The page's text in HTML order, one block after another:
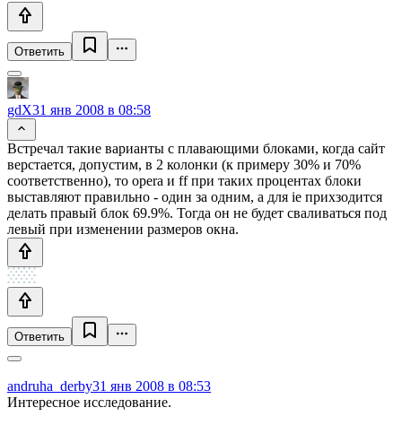
Ответить
gdX31 янв 2008 в 08:58
Встречал такие варианты с плавающими блоками, когда сайт
верстается, допустим, в 2 колонки (к примеру 30% и 70%
соответственно), то opera и ff при таких процентах блоки
выставляют правильно - один за одним, а для ie прихзодится
делать правый блок 69.9%. Тогда он не будет сваливаться под
левый при изменении размеров окна.
Ответить
andruha_derby31 янв 2008 в 08:53
Интересное исследование.